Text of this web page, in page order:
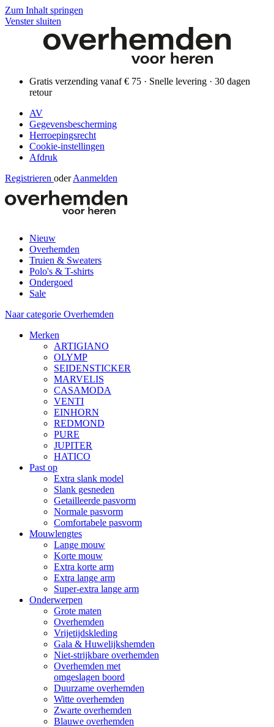
Zum Inhalt springen
Venster sluiten
Gratis verzending vanaf € 75 · Snelle levering · 30 dagen
retour
AV
Gegevensbescherming
Herroepingsrecht
Cookie-instellingen
Afdruk
Registrieren oder Aanmelden
Nieuw
Overhemden
Truien & Sweaters
Polo's & T-shirts
Ondergoed
Sale
Naar categorie Overhemden
Merken
ARTIGIANO
OLYMP
SEIDENSTICKER
MARVELIS
CASAMODA
VENTI
EINHORN
REDMOND
PURE
JUPITER
HATICO
Past op
Extra slank model
Slank gesneden
Getailleerde pasvorm
Normale pasvorm
Comfortabele pasvorm
Mouwlengtes
Lange mouw
Korte mouw
Extra korte arm
Extra lange arm
Super-extra lange arm
Onderwerpen
Grote maten
Overhemden
Vrijetijdskleding
Gala & Huwelijkshemden
Niet-strijkbare overhemden
Overhemden met
omgeslagen boord
Duurzame overhemden
Witte overhemden
Zwarte overhemden
Blauwe overhemden